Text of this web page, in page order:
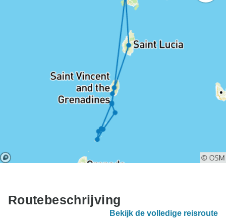
Routebeschrijving
Bekijk de volledige reisroute